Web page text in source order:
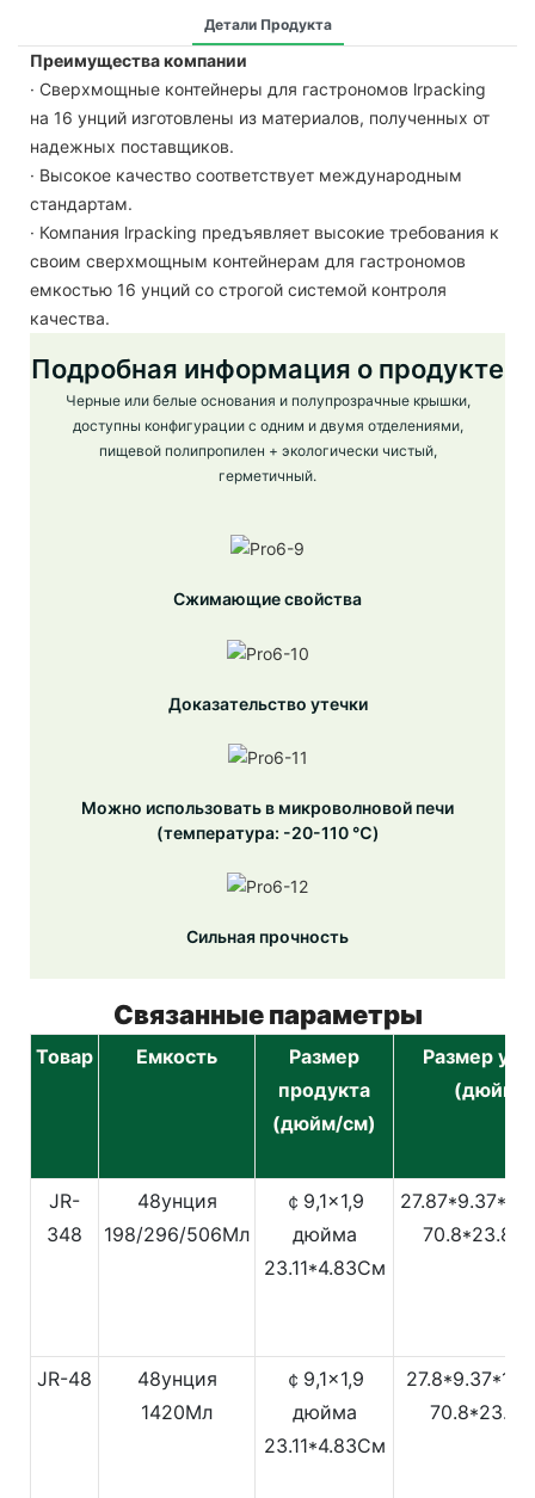
Детали Продукта
Преимущества компании
· Сверхмощные контейнеры для гастрономов lrpacking
на 16 унций изготовлены из материалов, полученных от
надежных поставщиков.
· Высокое качество соответствует международным
стандартам.
· Компания lrpacking предъявляет высокие требования к
своим сверхмощным контейнерам для гастрономов
емкостью 16 унций со строгой системой контроля
качества.
Подробная информация о продукте
Черные или белые основания и полупрозрачные крышки,
доступны конфигурации с одним и двумя отделениями,
пищевой полипропилен + экологически чистый,
герметичный.
Сжимающие свойства
Доказательство утечки
Можно использовать в микроволновой печи
(температура: -20-110 ℃)
Сильная прочность
Связанные параметры
Товар Емкость
Размер
продукта
(дюйм/см)
Размер
(дюйм/
JR-
348
48унция
198/296/506Мл
￠9,1x1,9
дюйма
23.11*4.83См
JR-48
48унция
1420Мл
￠9,1x1,9
дюйма
23.11*4.83См